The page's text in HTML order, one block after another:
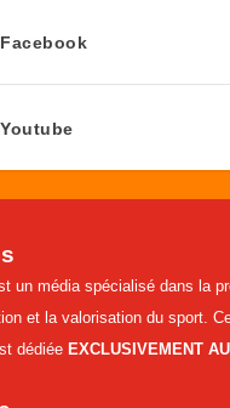
Facebook
Youtube
un média spécialisé dans la
et la valorisation du sport.
dédiéeEXCLUSIVEMENT